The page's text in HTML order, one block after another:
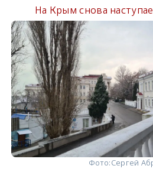
На Крым снова
Фото:Сергей